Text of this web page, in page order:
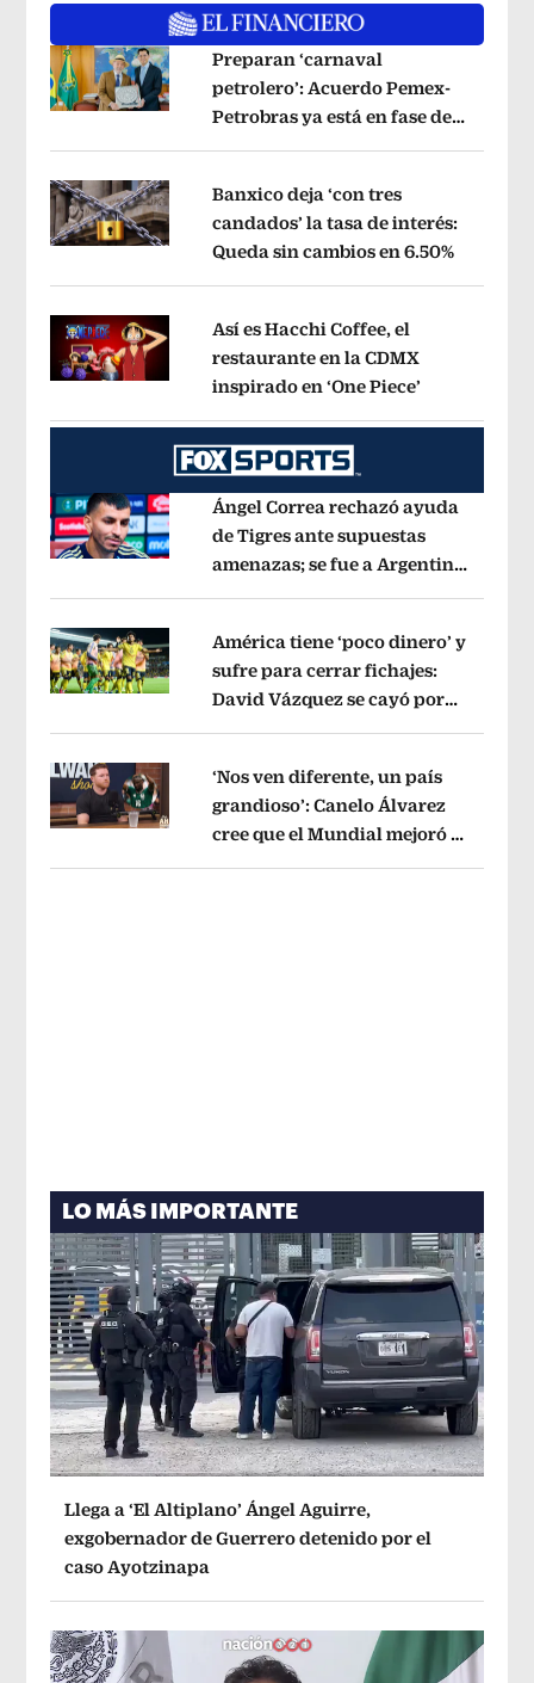
Opens in new window
Preparan ‘carnaval
petrolero’: Acuerdo Pemex-
Petrobras ya está en fase de
Opens in new window
Banxico deja ‘con tres
candados’ la tasa de interés:
Queda sin cambios en 6.50%Opens
Opens in new window
Así es Hacchi Coffee, el
restaurante en la CDMX
inspirado en ‘One Piece’
Opens in new window
Ángel Correa rechazó ayuda
de Tigres ante supuestas
amenazas; se fue a Argentina
Opens in new window
América tiene ‘poco dinero’ y
sufre para cerrar fichajes:
David Vázquez se cayó por
Opens in new window
‘Nos ven diferente, un país
grandioso’: Canelo Álvarez
cree que el Mundial mejoró la
LO MÁS IMPORTANTE
Llega a ‘El Altiplano’ Ángel Aguirre,
exgobernador de Guerrero detenido por el
caso Ayotzinapa